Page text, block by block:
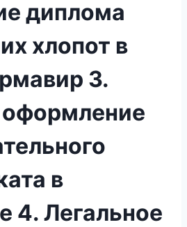
диплома
хлопот в
3.
в
4. Легальное